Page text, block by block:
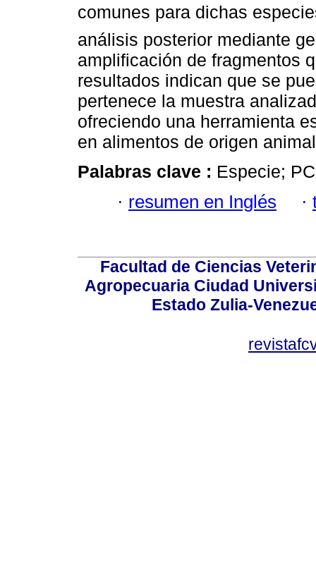
comunes para dichas
análisis posterior mediante
amplificación de fragmentos
resultados indican que se
pertenece la muestra
ofreciendo una herramienta
en alimentos de origen
Palabras clave : Especie;
· resumen en Inglés ·
Facultad de Ciencias
Agropecuaria Ciudad
Estado Zulia-